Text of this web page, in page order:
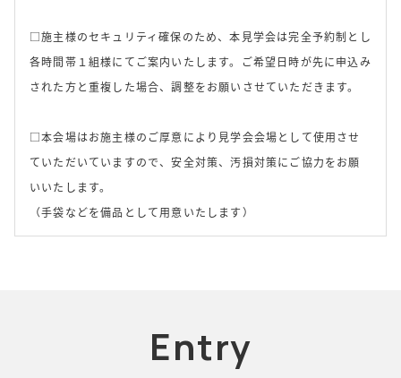
□施主様のセキュリティ確保のため、本見学会は完全予約制とし
各時間帯１組様にてご案内いたします。ご希望日時が先に申込み
された方と重複した場合、調整をお願いさせていただきます。
□本会場はお施主様のご厚意により見学会会場として使用させ
ていただいていますので、安全対策、汚損対策にご協力をお願
いいたします。
（手袋などを備品として用意いたします）
Entry